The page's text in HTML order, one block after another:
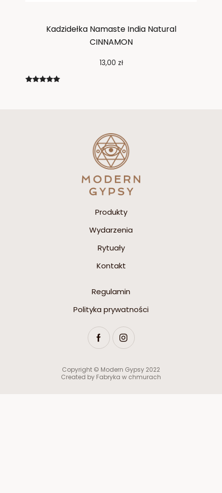
Kadzidełka Namaste India Natural
CINNAMON
13,00 zł
Produkty
Wydarzenia
Rytuały
Kontakt
Regulamin
Polityka prywatności
Copyright © Modern Gypsy 2022
Created by Fabryka w chmurach